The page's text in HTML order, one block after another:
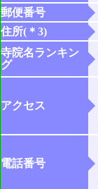
郵便番号
住所(＊3)
寺院名ランキン
グ
アクセス
電話番号